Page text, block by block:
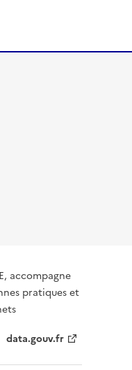
accompagne
pratiques et
data.gouv.fr